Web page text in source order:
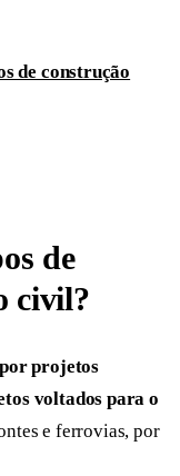
de construção
de
civil?
projetos
voltados para o
e ferrovias, por